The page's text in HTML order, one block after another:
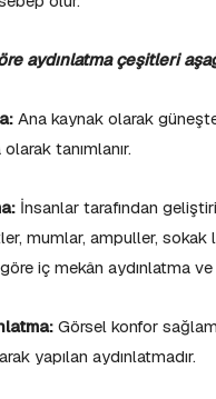
aydınlatma çeşitleri
Ana kaynak olarak
tanımlanır.
İnsanlar tarafından
mumlar, ampuller, sokak
iç mekân aydınlatma ve
Görsel konfor
yapılan aydınlatmadır.